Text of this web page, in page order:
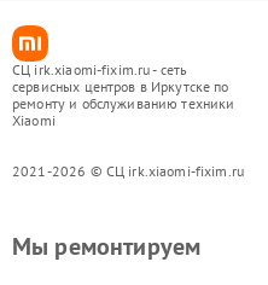
СЦ irk.xiaomi-fixim.ru - сеть
сервисных центров в Иркутске по
ремонту и обслуживанию техники
Xiaomi
2021-2026 © СЦ irk.xiaomi-fixim.ru
Мы ремонтируем